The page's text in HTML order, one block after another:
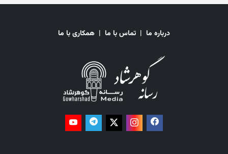
درباره ما | تماس با ما | همکاری با ما